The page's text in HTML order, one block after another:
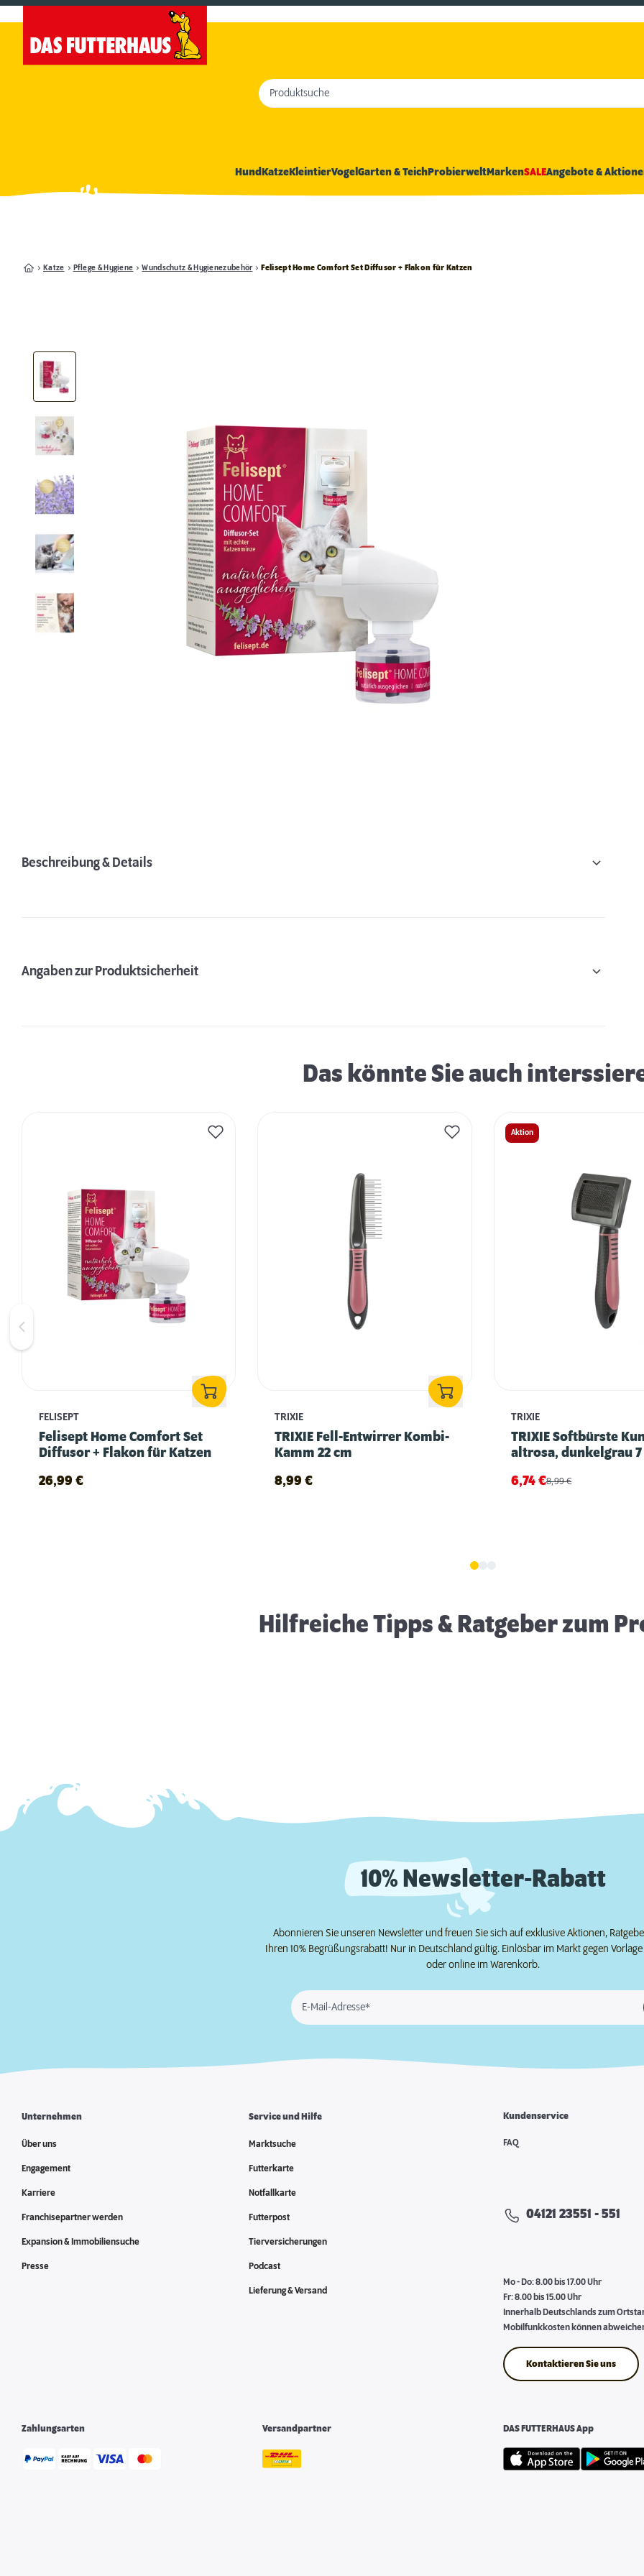
Produktsuche
HundKatzeKleintierVogel Garten & TeichProbierweltMarkenSALEAngebote &
Katze Pflege & Hygiene Wundschutz & Hygienezubehör Felisept Home Comfort Set Diffusor + Flakon für Katzen
Beschreibung & Details
Angaben zur Produktsicherheit
Das könnte Sie auch
FELISEPT
Felisept Home Comfort Set
Diffusor + Flakon für Katzen
26,99 €
TRIXIE
TRIXIE Fell-Entwirrer Kombi-
Kamm 22 cm
8,99€
Aktion
TRIXIE
TRIXIE Softbürste
altrosa, dunkelgrau 7
6,74 €8,99€
Hilfreiche Tipps & Ratgeber zum
10% Newsletter-Rabatt
Abonnieren Sie unseren Newsletter und freuen Sie sich auf exklusive Aktionen,
Ihren 10% Begrüßungsrabatt! Nur in Deutschland gültig. Einlösbar im Markt gegen
oder online im Warenkorb.
E-Mail-Adresse*
Unternehmen
Über uns
Engagement
Karriere
Franchisepartner werden
Expansion & Immobiliensuche
Presse
Service und Hilfe
Marktsuche
Futterkarte
Notfallkarte
Futterpost
Tierversicherungen
Podcast
Lieferung & Versand
Kundenservice
FAQ
04121 23551 - 551
Mo - Do: 8.00 bis 17.00 Uhr
Fr: 8.00 bis 15.00 Uhr
Innerhalb Deutschlands zum
Mobilfunkkosten können
Kontaktieren Sie uns
Zahlungsarten Versandpartner DAS FUTTERHAUS App